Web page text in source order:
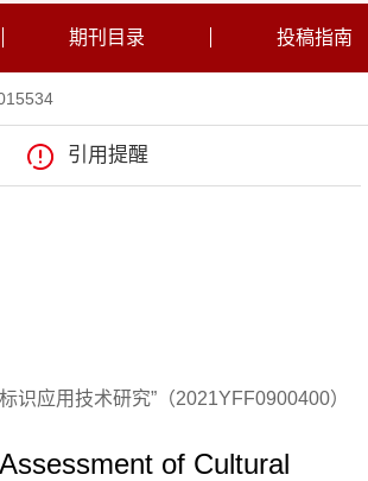
期刊目录 投稿指南
引用提醒
识应用技术研究”（2021YFF0900400）
of Cultural